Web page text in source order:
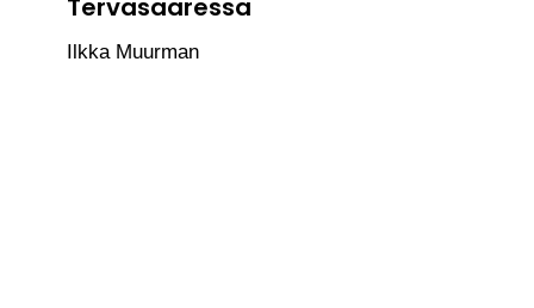
Tervasaaressa
Ilkka Muurman